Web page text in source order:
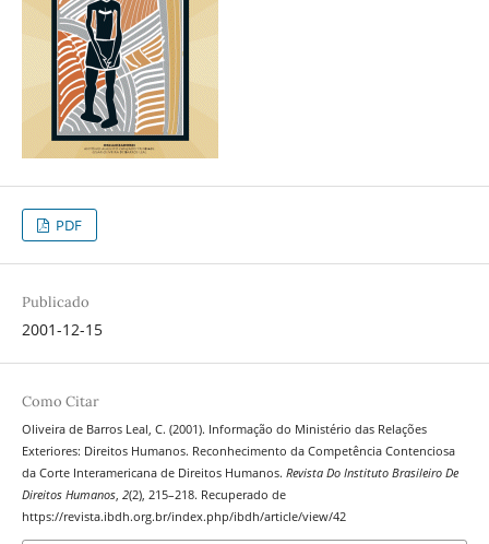
PDF
Publicado
2001-12-15
Como Citar
Oliveira de Barros Leal, C. (2001). Informação do Ministério das Relações
Exteriores: Direitos Humanos. Reconhecimento da Competência Contenciosa
da Corte Interamericana de Direitos Humanos. Revista Do Instituto Brasileiro De
Direitos Humanos, 2(2), 215–218. Recuperado de
https://revista.ibdh.org.br/index.php/ibdh/article/view/42